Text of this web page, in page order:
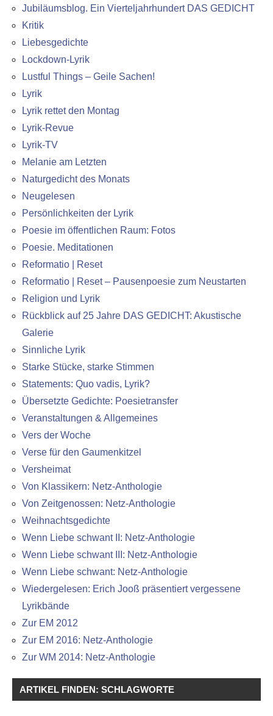
Jubiläumsblog. Ein Vierteljahrhundert DAS GEDICHT
Kritik
Liebesgedichte
Lockdown-Lyrik
Lustful Things – Geile Sachen!
Lyrik
Lyrik rettet den Montag
Lyrik-Revue
Lyrik-TV
Melanie am Letzten
Naturgedicht des Monats
Neugelesen
Persönlichkeiten der Lyrik
Poesie im öffentlichen Raum: Fotos
Poesie. Meditationen
Reformatio | Reset
Reformatio | Reset – Pausenpoesie zum Neustarten
Religion und Lyrik
Rückblick auf 25 Jahre DAS GEDICHT: Akustische
Galerie
Sinnliche Lyrik
Starke Stücke, starke Stimmen
Statements: Quo vadis, Lyrik?
Übersetzte Gedichte: Poesietransfer
Veranstaltungen & Allgemeines
Vers der Woche
Verse für den Gaumenkitzel
Versheimat
Von Klassikern: Netz-Anthologie
Von Zeitgenossen: Netz-Anthologie
Weihnachtsgedichte
Wenn Liebe schwant II: Netz-Anthologie
Wenn Liebe schwant III: Netz-Anthologie
Wenn Liebe schwant: Netz-Anthologie
Wiedergelesen: Erich Jooß präsentiert vergessene
Lyrikbände
Zur EM 2012
Zur EM 2016: Netz-Anthologie
Zur WM 2014: Netz-Anthologie
ARTIKEL FINDEN: SCHLAGWORTE